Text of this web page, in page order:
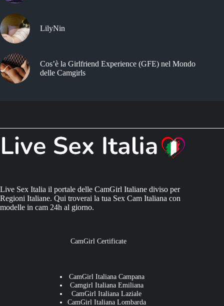
LilyNin
Cos’è la Girlfriend Experience (GFE) nel Mondo
delle Camgirls
Live Sex Italia il portale delle CamGirl Italiane diviso per
Regioni Italiane. Qui troverai la tua Sex Cam Italiana con
modelle in cam 24h al giorno.
CamGirl Certificate
CamGirl Italiana Campana
Camgirl Italiana Emiliana
CamGirl Italiana Laziale
CamGirl Italiana Lombarda